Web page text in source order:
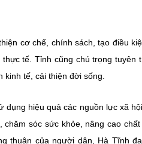
cơ chế, chính sách, tạo điều
tế. Tỉnh cũng chú trọng
tế, cải thiện đời sống.
dụng hiệu quả các nguồn lực xã
sóc sức khỏe, nâng cao
thuận của người dân, Hà Tĩnh